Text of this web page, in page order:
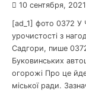
10 сентября, 2021
[ad_1] фото 0372 У
урочистості з
Садгори, пише
Буковинських
огорожі Про це
міської ради.